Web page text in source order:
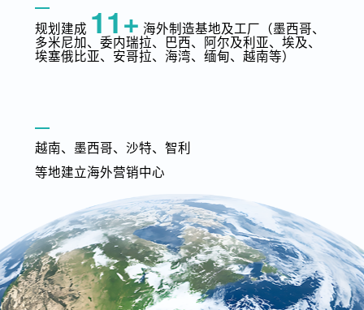
规划建成 11+ 海外制造基地及工厂（墨西哥、
多米尼加、委内瑞拉、巴西、阿尔及利亚、埃及、
埃塞俄比亚、安哥拉、海湾、缅甸、越南等）
越南、墨西哥、沙特、智利
等地建立海外营销中心